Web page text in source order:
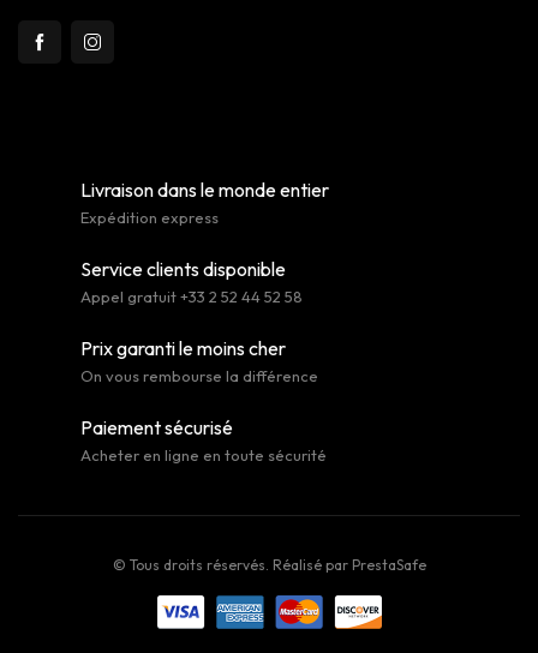
Livraison dans le monde entier
Expédition express
Service clients disponible
Appel gratuit +33 2 52 44 52 58
Prix garanti le moins cher
On vous rembourse la différence
Paiement sécurisé
Acheter en ligne en toute sécurité
© Tous droits réservés. Réalisé par PrestaSafe